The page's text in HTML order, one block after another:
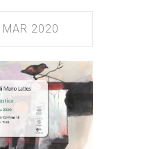
MAR 2020